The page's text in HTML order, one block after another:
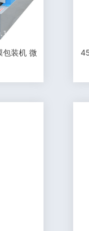
包装机 微